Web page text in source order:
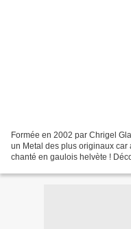
Formée en 2002 par Chrigel
un Metal des plus originaux
chanté en gaulois helvète !